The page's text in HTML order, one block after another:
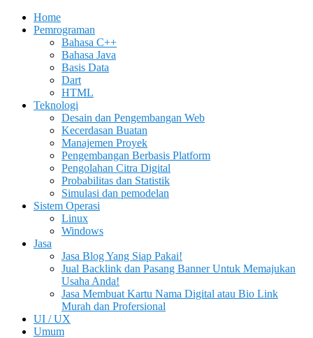
Home
Pemrograman
Bahasa C++
Bahasa Java
Basis Data
Dart
HTML
Teknologi
Desain dan Pengembangan Web
Kecerdasan Buatan
Manajemen Proyek
Pengembangan Berbasis Platform
Pengolahan Citra Digital
Probabilitas dan Statistik
Simulasi dan pemodelan
Sistem Operasi
Linux
Windows
Jasa
Jasa Blog Yang Siap Pakai!
Jual Backlink dan Pasang Banner Untuk Memajukan
Usaha Anda!
Jasa Membuat Kartu Nama Digital atau Bio Link
Murah dan Profersional
UI / UX
Umum